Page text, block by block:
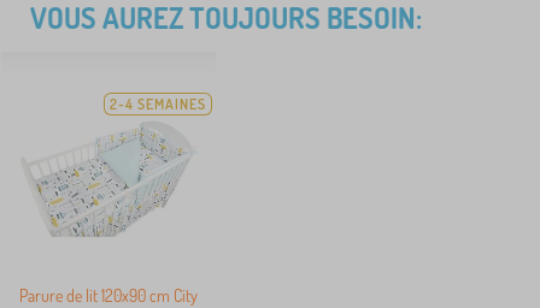
VOUS AUREZ TOUJOURS BESOIN:
2-4 SEMAINES
Parure de lit 120x90 cm City